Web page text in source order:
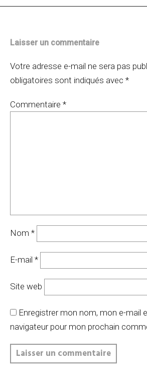
Laisser un commentaire
Votre adresse e-mail ne sera pas
obligatoires sont indiqués avec *
Commentaire *
Nom *
E-mail *
Site web
Enregistrer mon nom, mon e-mail
navigateur pour mon prochain